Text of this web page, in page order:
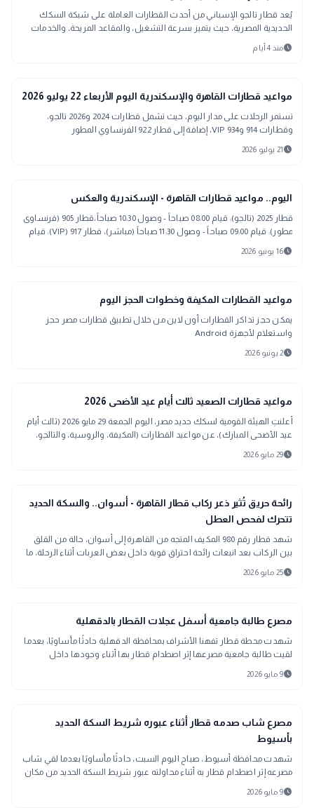
يُعد قطار تالجو الإسباني من أحدث القطارات العاملة على شبكة السكك
الحديدية المصرية، حيث يتميز بسرعة التشغيل، والمقاعد المريحة، والخدمات
المتطورة
scheduleمنذ 4 أيام
interests
منوعات
مواعيد قطارات القاهرة والإسكندرية اليوم الأربعاء 22 يوليو 2026
تستمر الرحلات على مدار اليوم، حيث تشمل قطارات 2024 و2026 تالجو،
وقطارات 914 و934 VIP، إضافة إلى قطار 922 الفرنساوي المطور
schedule21 يوليو 2026
interests
منوعات
اليوم.. مواعيد قطارات القاهرة - الإسكندرية والعكس
قطار 2025 (تالجو): قيام 08:00 صباحاً - وصول 10:30 صباحاً،قطار 905 (فرنساوى
مطور): قيام 09:00 صباحاً - وصول 11:30 صباحاً (مباشر)، قطار 917 (VIP): قيام
15:00 عصراً
schedule16 يونيو 2026
interests
منوعات
مواعيد القطارات المكيفة وخطوات الحجز اليوم
يمكن حجز تذاكر القطارات أون لاين من خلال تطبيق قطارات مصر حجز
واستعلام لأجهزة Android
schedule2 يونيو 2026
public
الأخبار المحلية
مواعيد قطارات الصعيد ثالث أيام عيد الأضحى 2026
أعلنتِ الهيئة القومية لسكك حديد مصر، اليوم الجمعة 29 مايو 2026 (ثالث أيام
عيد الأضحى المبارك)، عن مواعيد القطارات (المكيفة، والروسية، والتالجو،
والنوم) على خطوط القاهرة - أسوان والعكس، والإسكندرية - أسوان
والعكس، مع التأكيد على ضرورة الحجز المسبق قبل السفر.
schedule29 مايو 2026
public
الأخبار المحلية
رائحة حريق تُثير ذعر ركاب قطار القاهرة - أسوان.. والسكة الحديد
تتحرك لفحص العطل
شهد قطار رقم 980 المكيف المتجه من القاهرة إلى أسوان، حالة من القلق
بين الركاب بعد انبعاث رائحة احتراق قوية داخل بعض العربات أثناء الرحلة، ما
دفع عددًا منهم إلى المطالبة بسرعة التدخل وفحص القطار.
schedule25 مايو 2026
gavel
حوادث ومحاكم
مصرع طالبة جامعية أسفل عجلات القطار بالدقهلية
شهدت محطة قطار تفهنا الأشراف بمحافظة الدقهلية حادثًا مأساويًا، بعدما
لقيت طالبة جامعية مصرعها إثر اصطدام قطار بها أثناء وجودها داخل
المحطة.
schedule9 مايو 2026
gavel
حوادث ومحاكم
مصرع شاب صدمه قطار أثناء عبوره شريط السكة الحديد
بأسيوط
شهدت محافظة أسيوط، صباح اليوم السبت، حادثًا مأساويًا بعدما لقي شاب
مصرعه إثر اصطدام قطار به أثناء محاولته عبور شريط السكة الحديد من مكان
غير مخصص للمشاة بمنطقة منقباد.
schedule9 مايو 2026